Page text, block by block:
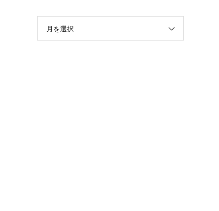
月を選択